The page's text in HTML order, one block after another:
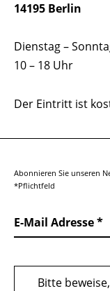
14195 Berlin
Dienstag –
10 – 18 Uhr
Der Eintritt ist
Abonnieren Sie unseren
*Pflichtfeld
E-Mail Adresse
Bitte